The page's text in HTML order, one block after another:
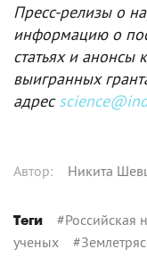
Пресс-релизы о
информацию о
статьях и анонсы
выигранных
адрес
Автор: Никита
Теги #Российская
ученых #